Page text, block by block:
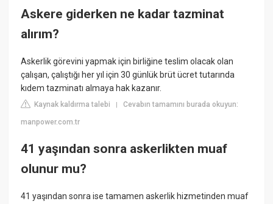
Askere giderken ne kadar tazminat
alırım?
Askerlik görevini yapmak için birliğine teslim olacak olan
çalışan, çalıştığı her yıl için 30 günlük brüt ücret tutarında
kıdem tazminatı almaya hak kazanır.
Kaynak kaldırma talebi |Cevabın tamamını burada okuyun:
manpower.com.tr
41 yaşından sonra askerlikten muaf
olunur mu?
41 yaşından sonra ise tamamen askerlik hizmetinden muaf